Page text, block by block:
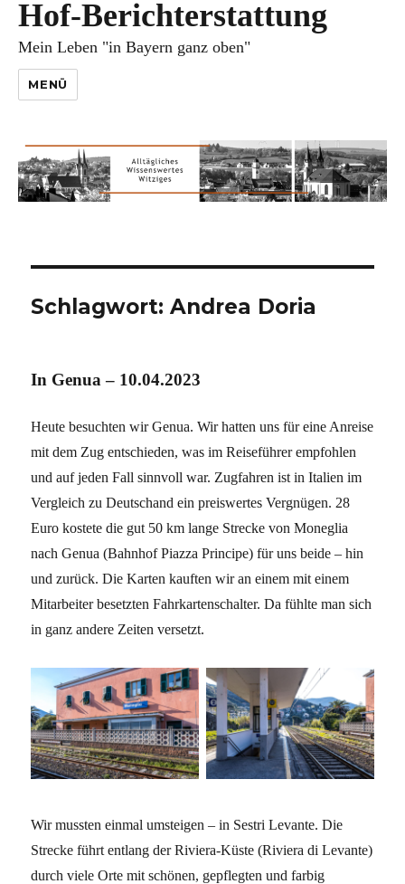
Hof-Berichterstattung
Mein Leben "in Bayern ganz oben"
MENÜ
Schlagwort:Andrea Doria
In Genua – 10.04.2023
Heute besuchten wir Genua. Wir hatten uns für eine Anreise
mit dem Zug entschieden, was im Reiseführer empfohlen
und auf jeden Fall sinnvoll war. Zugfahren ist in Italien im
Vergleich zu Deutschand ein preiswertes Vergnügen. 28
Euro kostete die gut 50 km lange Strecke von Moneglia
nach Genua (Bahnhof Piazza Principe) für uns beide – hin
und zurück. Die Karten kauften wir an einem mit einem
Mitarbeiter besetzten Fahrkartenschalter. Da fühlte man sich
in ganz andere Zeiten versetzt.
Wir mussten einmal umsteigen – in Sestri Levante. Die
Strecke führt entlang der Riviera-Küste (Riviera di Levante)
durch viele Orte mit schönen, gepflegten und farbig